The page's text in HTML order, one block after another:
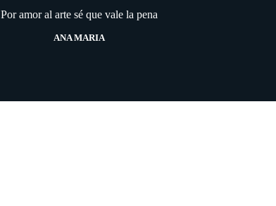
Por amor al arte sé que vale la pena
ANA MARIA